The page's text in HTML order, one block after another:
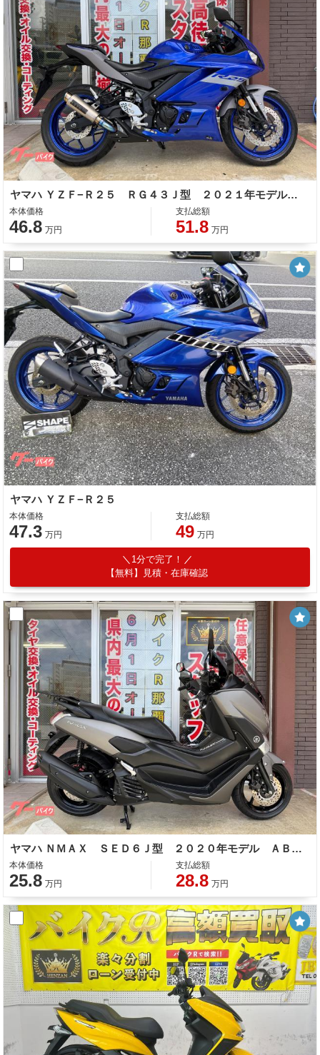
ヤマハ ＹＺＦ−Ｒ２５ ＲＧ４３Ｊ型 ２０２１年モデル ＡＢＳ オーバーレーシングマフラー 社外レバー ヘルメットホルダー
本体価格
46.8 万円
支払総額
51.8 万円
ヤマハ ＹＺＦ−Ｒ２５
本体価格
47.3 万円
支払総額
49 万円
1分で完了！
【無料】見積・在庫確認
ヤマハ ＮＭＡＸ ＳＥＤ６Ｊ型 ２０２０年モデル ＡＢＳ 社外スクリーン ナックルガード リアキャリア インナーガード
本体価格
25.8 万円
支払総額
28.8 万円